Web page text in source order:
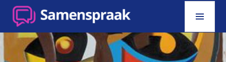
Skip
content
SAMENSPRAAK